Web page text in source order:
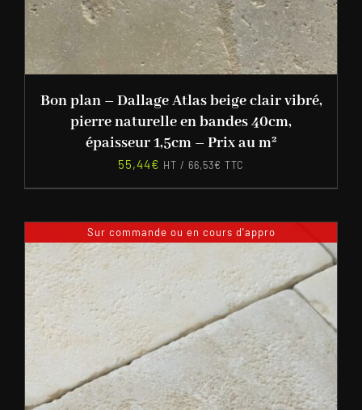
Bon plan – Dallage Atlas beige clair vibré,
pierre naturelle en bandes 40cm,
épaisseur 1,5cm – Prix au m²
55,44€ HT / 66,53€ TTC
Sur commande ou en cours d'appro